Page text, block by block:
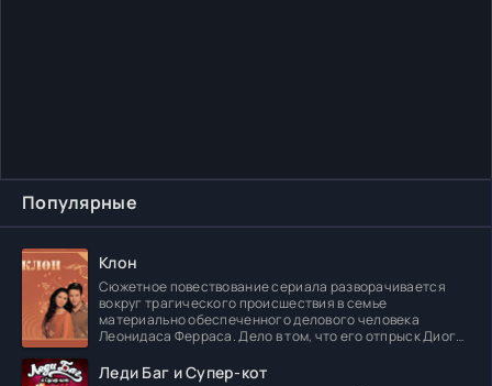
Популярные
Клон
Сюжетное повествование сериала разворачивается
вокруг трагического происшествия в семье
материально обеспеченного делового человека
Леонидаса Ферраса. Дело в том, что его отпрыск Диога
Леди Баг и Супер-кот